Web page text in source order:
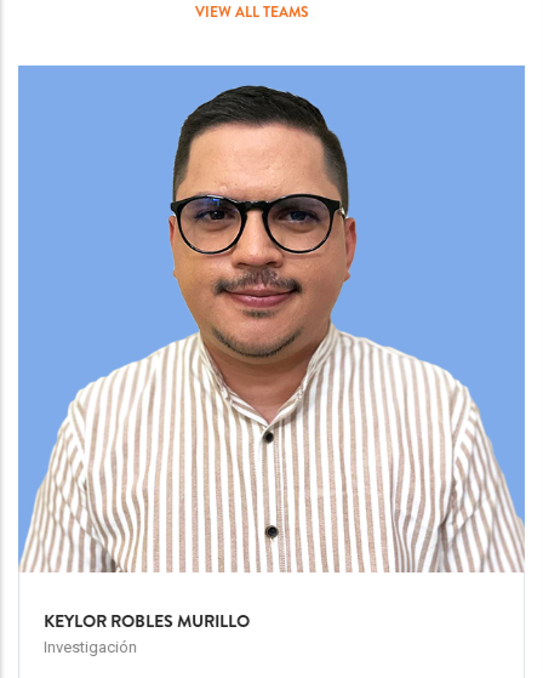
VIEW ALL TEAMS
KEYLOR ROBLES MURILLO
Investigación